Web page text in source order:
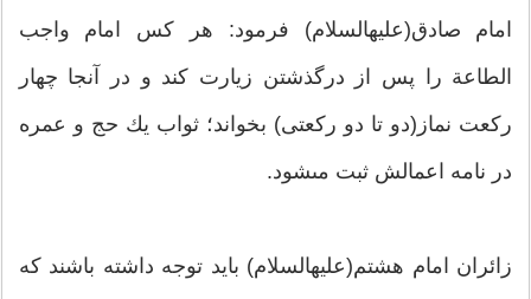
امام صادق(علیه‎السلام) فرمود: هر كس امام واجب
الطاعة را پس از درگذشتن زیارت كند و در آنجا چهار
ركعت نماز(دو تا دو ركعتی) بخواند؛ ثواب یك حج و عمره
در نامه اعمالش ثبت مى‎شود.
زائران امام هشتم(علیه‎السلام) باید توجه داشته باشند كه